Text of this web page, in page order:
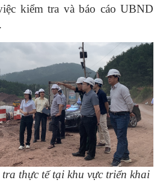
kiểm tra và báo cáo UBND
tra thực tế tại khu vực triển khai